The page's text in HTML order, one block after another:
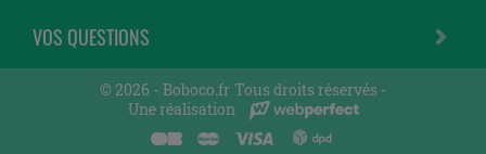
VOS QUESTIONS
© 2026 - Boboco.fr Tous droits réservés -
Une réalisation